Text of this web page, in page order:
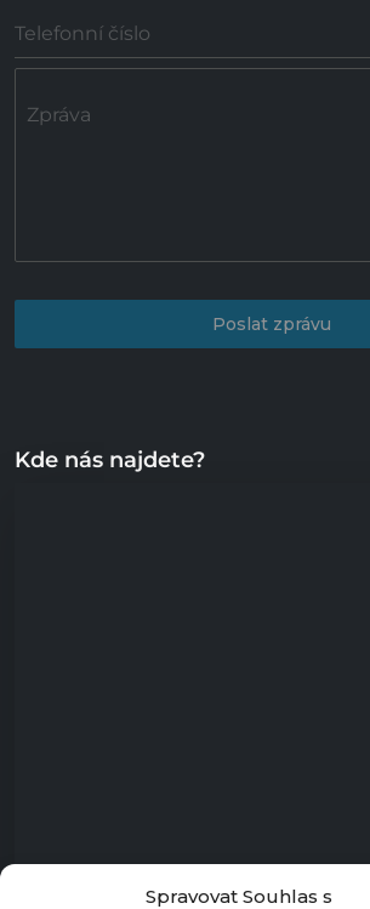
Spravovat Souhlas s
Telefonní číslo
Zpráva
Poslat zprávu
Kde nás najdete?